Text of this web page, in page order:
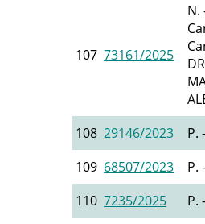
107 73161/2025
N.
108 29146/2023 P.
109 68507/2023 P.
110 7235/2025 P.